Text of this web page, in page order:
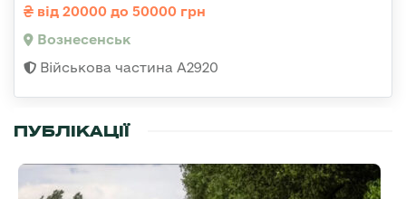
від 20000 до 50000 грн
Вознесенськ
Військова частина А2920
ПУБЛІКАЦІЇ